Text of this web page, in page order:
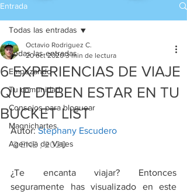
Entrada
Todas las entradas
Empezando
Tu comunidad
Consejos para bloguear
Magnichartes
Agencia de Viajes
Todas las entradas
6 EXPERIENCIAS DE VIAJE
QUE DEBEN ESTAR EN TU
BUCKET LIST
Octavio Rodriguez C.
20 oct 2020 3 min de lectura
Autor: Stephany Escudero
2 ENE , 2020
¿Te encanta viajar? Entonces
seguramente has visualizado en este